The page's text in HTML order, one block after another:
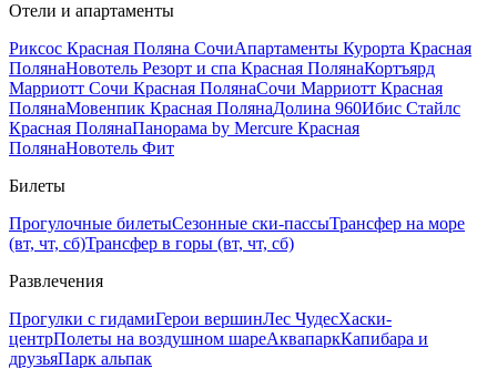
Отели и апартаменты
Риксос Красная Поляна СочиАпартаменты Курорта Красная
ПолянаНовотель Резорт и спа Красная ПолянаКортъярд
Марриотт Сочи Красная ПолянаСочи Марриотт Красная
ПолянаМовенпик Красная ПолянаДолина 960Ибис Стайлс
Красная ПолянаПанорама by Mercure Красная
ПолянаНовотель Фит
Билеты
Прогулочные билетыСезонные ски-пассыТрансфер на море
(вт, чт, сб)Трансфер в горы (вт, чт, сб)
Развлечения
Прогулки с гидамиГерои вершинЛес ЧудесХаски-
центрПолеты на воздушном шареАквапаркКапибара и
друзьяПарк альпак